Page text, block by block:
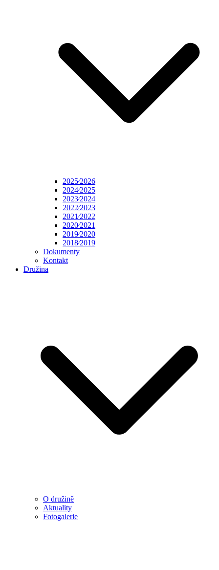
2025⁄2026
2024⁄2025
2023⁄2024
2022⁄2023
2021⁄2022
2020⁄2021
2019⁄2020
2018⁄2019
Dokumenty
Kontakt
Družina
O družině
Aktuality
Fotogalerie